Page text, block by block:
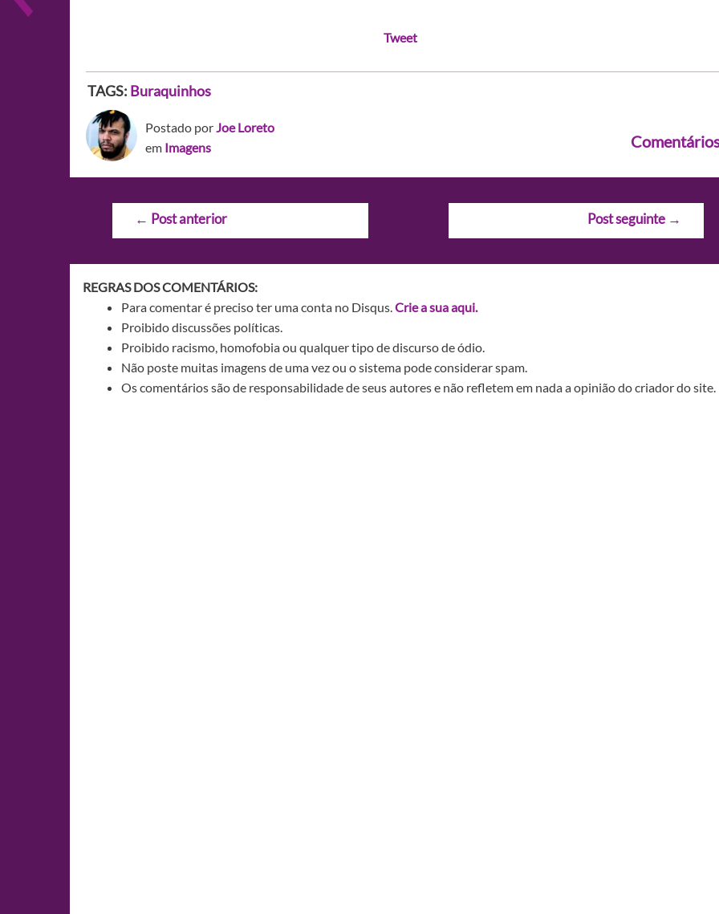
Tweet
TAGS: Buraquinhos
Postado porJoe Loreto
em Imagens
Navegação
← Post anterior Post seguinte →
REGRAS DOS COMENTÁRIOS:
Para comentar é preciso ter uma conta no Disqus.Crie a sua aqui.
Proibido discussões políticas.
Proibido racismo, homofobia ou qualquer tipo de discurso de ódio.
Não poste muitas imagens de uma vez ou o sistema pode considerar spam.
Os comentários são de responsabilidade de seus autores e não refletem em nada a opinião do criador do site.